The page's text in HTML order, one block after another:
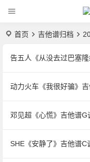
首页 吉他谱归档
告五人《从没去过巴塞
动力火车《我很好骗》
邓见超《心慌》吉他谱G
SHE《安静了》吉他谱C